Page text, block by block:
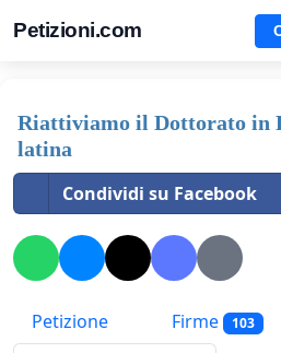
Petizioni.com
Riattiviamo il Dottorato in
latina
Condividi su Facebook
Petizione Firme 103